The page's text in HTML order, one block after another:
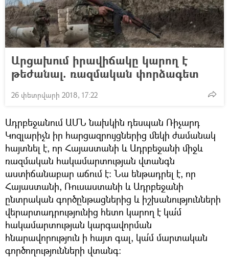
Արցախում իրավիճակը կարող է
թեժանալ. ռազմական փորձագետ
26 փետրվարի 2018, 17:22
Ադրբեջանում ԱՄՆ նախկին դեսպան Ռիչարդ
Կոզլարիչն իր հարցազրույցներից մեկի ժամանակ
հայտնել է, որ Հայաստանի և Ադրբեջանի միջև
ռազմական հակամարտության վտանգն
աստիճանաբար աճում է։ Նա ենթադրել է, որ
Հայաստանի, Ռուսաստանի և Ադրբեջանի
ընտրական գործընթացներից և իշխանությունների
վերարտադրությունից հետո կարող է կա՛մ
հակամարտության կարգավորման
հնարավորություն ի հայտ գալ, կա՛մ մարտական
գործողությունների վտանգ։